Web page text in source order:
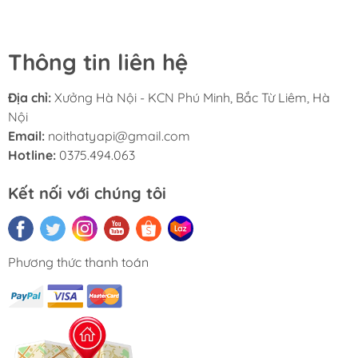
vệ sinh trở nên dễ dàng.
THIẾT KẾ TIỆN LỢI
Mặt bàn cung cấp diện tích thoải mái để đặt máy tính,
tài liệu và các vật dụng trang trí như đèn bàn hay bình
Điểm nhấn đặc biệt của mẫu bàn này là cụm ngăn kéo
xếp chồng tinh tế. Thiết kế không tay nắm tạo sự liền
mạch hoàn hảo, giúp bạn lưu trữ văn phòng phẩm, giấy
tờ một cách ngăn nắp và kín đáo.
Thông tin liên hệ
Địa chỉ: Xưởng Hà Nội - KCN Phú Minh, Bắc Từ Liêm, Hà
Nội
Email: noithatyapi@gmail.com
Hotline: 0375.494.063
Kết nối với chúng tôi
Phương thức thanh toán